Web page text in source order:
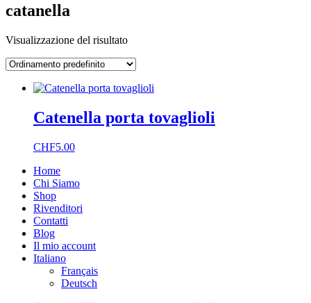
catanella
Visualizzazione del risultato
Catenella porta tovaglioli
CHF5.00
Home
Chi Siamo
Shop
Rivenditori
Contatti
Blog
Il mio account
Italiano
Français
Deutsch